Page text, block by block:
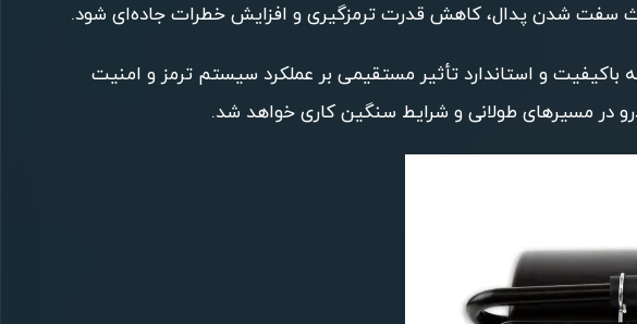
سفت شدن پدال، کاهش قدرت ترمزگیری و افزایش خطرات جاده‌ای شود.
باکیفیت و استاندارد تأثیر مستقیمی بر عملکرد سیستم ترمز و امنیت
در مسیرهای طولانی و شرایط سنگین کاری خواهد شد.